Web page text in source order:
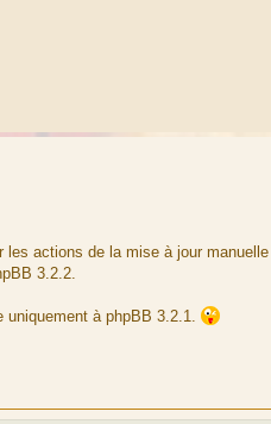
les actions de la mise à jour
3.2.2.
uniquement à phpBB 3.2.1.